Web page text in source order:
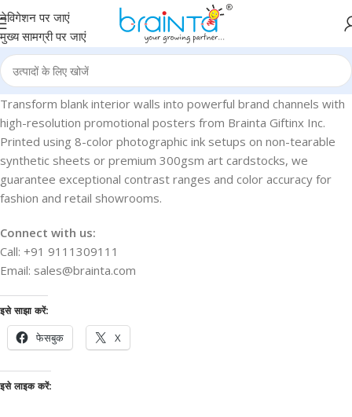
नेविगेशन पर जाएं
मुख्य सामग्री पर जाएं
Transform blank interior walls into powerful brand channels with
high-resolution promotional posters from Brainta Giftinx Inc.
Printed using 8-color photographic ink setups on non-tearable
synthetic sheets or premium 300gsm art cardstocks, we
guarantee exceptional contrast ranges and color accuracy for
fashion and retail showrooms.
Connect with us:
Call: +91 9111309111
Email: sales@brainta.com
इसे साझा करें:
फेसबुक X
इसे लाइक करें: